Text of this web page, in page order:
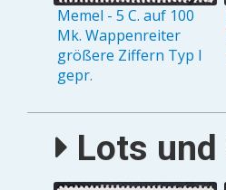
Memel - 5 C. auf 100
Mk. Wappenreiter
größere Ziffern Typ I
gepr.
Lots